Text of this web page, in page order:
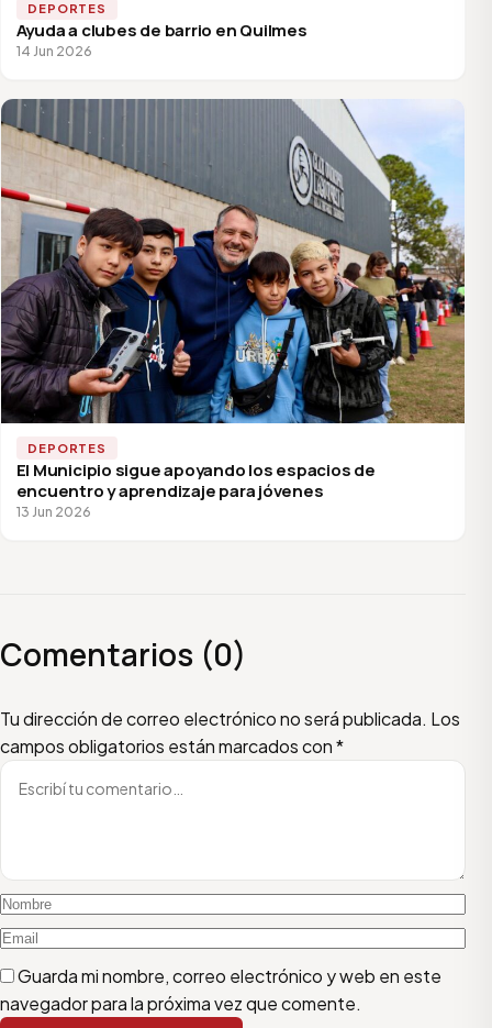
DEPORTES
Ayuda a clubes de barrio en Quilmes
14 Jun 2026
DEPORTES
El Municipio sigue apoyando los espacios de
encuentro y aprendizaje para jóvenes
13 Jun 2026
Comentarios (0)
Tu dirección de correo electrónico no será publicada. Los
campos obligatorios están marcados con*
Escribí tu comentario
Nombre
Email
Guarda mi nombre, correo electrónico y web en este
navegador para la próxima vez que comente.